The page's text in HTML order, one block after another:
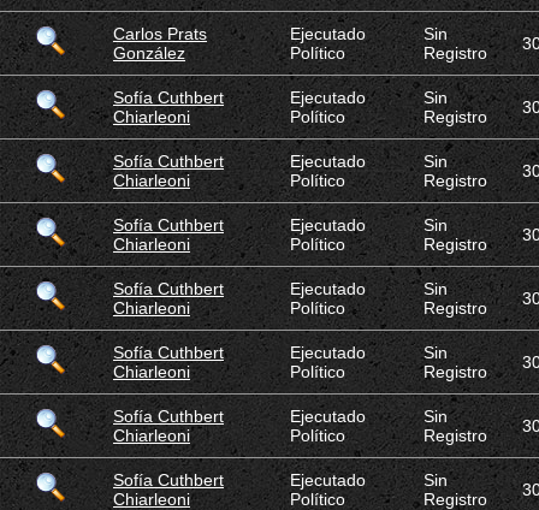
Carlos Prats
González
Ejecutado
Político
Sin
Registro
Sofía Cuthbert
Chiarleoni
Ejecutado
Político
Sin
Registro
Sofía Cuthbert
Chiarleoni
Ejecutado
Político
Sin
Registro
Sofía Cuthbert
Chiarleoni
Ejecutado
Político
Sin
Registro
Sofía Cuthbert
Chiarleoni
Ejecutado
Político
Sin
Registro
Sofía Cuthbert
Chiarleoni
Ejecutado
Político
Sin
Registro
Sofía Cuthbert
Chiarleoni
Ejecutado
Político
Sin
Registro
Sofía Cuthbert
Chiarleoni
Ejecutado
Político
Sin
Registro